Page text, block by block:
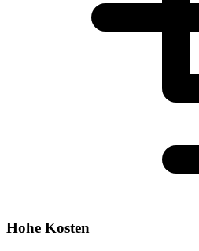
Hohe Kosten